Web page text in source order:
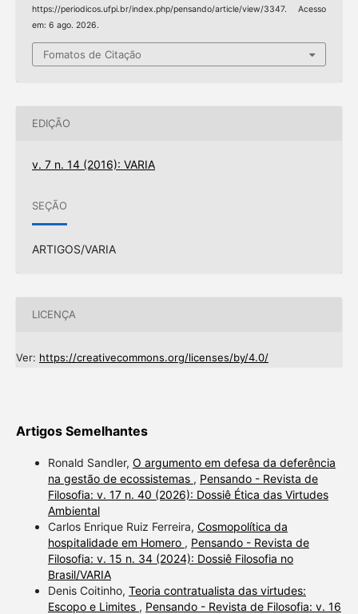
https://periodicos.ufpi.br/index.php/pensando/article/view/3347. Acesso
em: 6 ago. 2026.
Fomatos de Citação
EDIÇÃO
v. 7 n. 14 (2016): VARIA
SEÇÃO
ARTIGOS/VARIA
LICENÇA
Ver: https://creativecommons.org/licenses/by/4.0/
Artigos Semelhantes
Ronald Sandler, O argumento em defesa da deferência
na gestão de ecossistemas , Pensando - Revista de
Filosofia: v. 17 n. 40 (2026): Dossiê Ética das Virtudes
Ambiental
Carlos Enrique Ruiz Ferreira, Cosmopolítica da
hospitalidade em Homero , Pensando - Revista de
Filosofia: v. 15 n. 34 (2024): Dossiê Filosofia no
Brasil/VARIA
Denis Coitinho, Teoria contratualista das virtudes:
Escopo e Limites , Pensando - Revista de Filosofia: v. 16